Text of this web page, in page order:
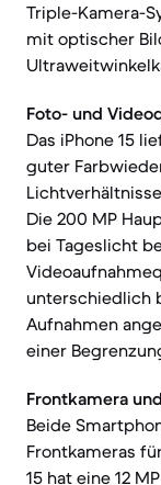
Triple-Kamera-
mit optischer
Foto- und
Das iPhone 15
guter
Die 200 MP
bei Tageslicht
unterschiedlich
Aufnahmen
einer
Frontkamera
Beide
Frontkameras
15 hat eine 12